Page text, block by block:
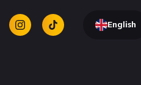
English
tiktok